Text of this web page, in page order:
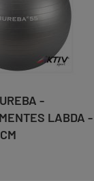
-
LABDA -